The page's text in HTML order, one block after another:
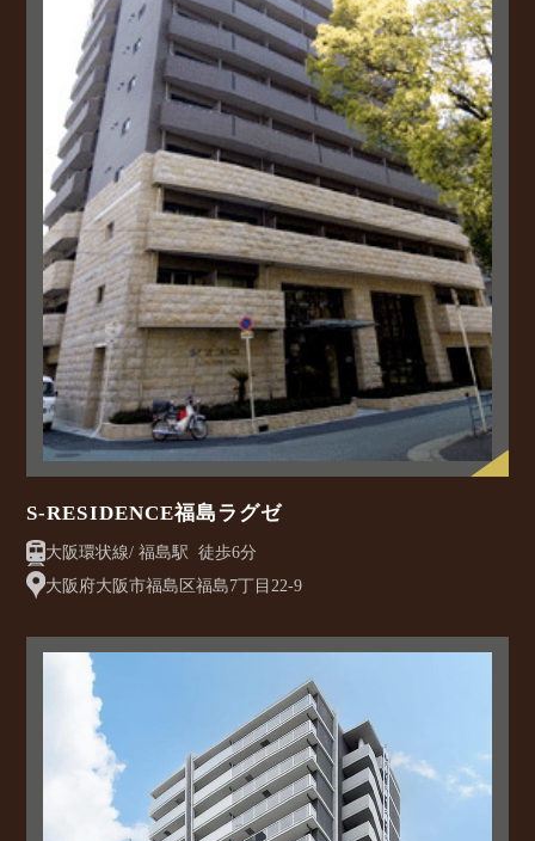
S-RESIDENCE福島ラグゼ
大阪環状線/ 福島駅 徒歩6分
大阪府大阪市福島区福島7丁目22-9